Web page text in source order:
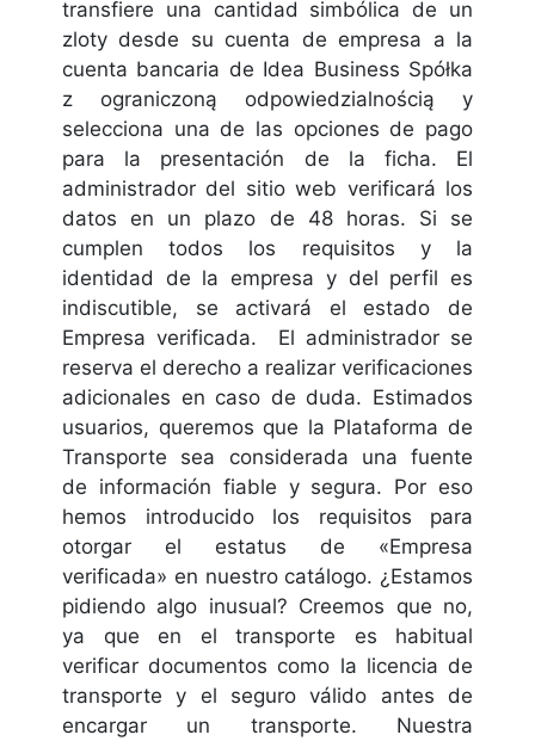
transfiere una cantidad simbólica de un
zloty desde su cuenta de empresa a la
cuenta bancaria de Idea Business Spółka
z ograniczoną odpowiedzialnością y
selecciona una de las opciones de pago
para la presentación de la ficha. El
administrador del sitio web verificará los
datos en un plazo de 48 horas. Si se
cumplen todos los requisitos y la
identidad de la empresa y del perfil es
indiscutible, se activará el estado de
Empresa verificada. El administrador se
reserva el derecho a realizar verificaciones
adicionales en caso de duda. Estimados
usuarios, queremos que la Plataforma de
Transporte sea considerada una fuente
de información fiable y segura. Por eso
hemos introducido los requisitos para
otorgar el estatus de «Empresa
verificada» en nuestro catálogo. ¿Estamos
pidiendo algo inusual? Creemos que no,
ya que en el transporte es habitual
verificar documentos como la licencia de
transporte y el seguro válido antes de
encargar un transporte. Nuestra